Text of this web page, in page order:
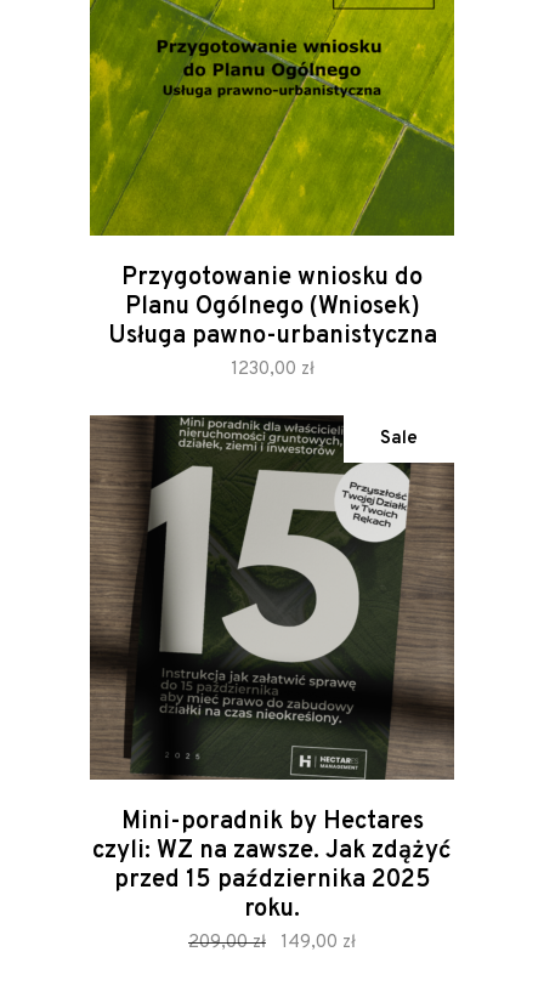
Przygotowanie wniosku do
Planu Ogólnego (Wniosek)
Usługa pawno-urbanistyczna
1230,00 zł
zamów
Sale
Mini-poradnik by Hectares
czyli: WZ na zawsze. Jak zdążyć
przed 15 października 2025
roku.
209,00zł Original
149,00 złCurrent
zamów